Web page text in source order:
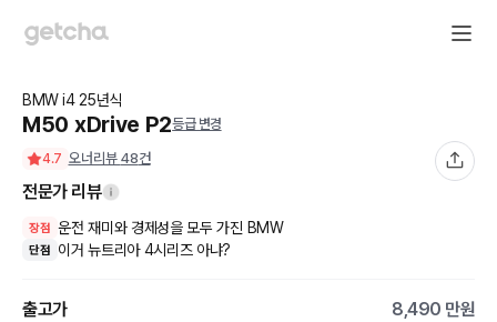
BMW i4 25년식
M50 xDrive P2등급 변경
4.7 오너리뷰 48건
전문가 리뷰
장점 운전 재미와 경제성을 모두 가진 BMW
단점 이거 뉴트리아 4시리즈 아냐?
출고가 8,490 만원